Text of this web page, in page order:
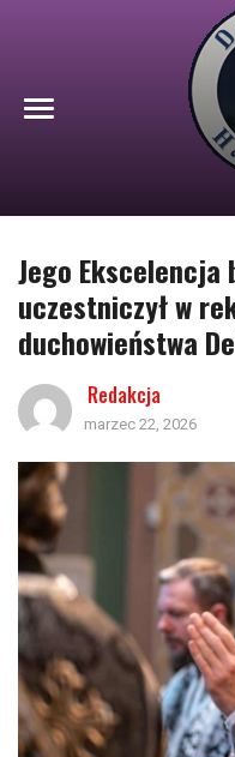
Jego Ekscelencja
uczestniczył w
duchowieństwa
Redakcja
marzec 22, 2026